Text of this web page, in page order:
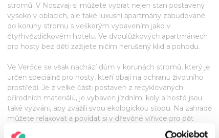
stromů. V Noszvaji si můžete vybrat nejen stan postavený
vysoko v oblacích, ale také luxusní apartmány zabudované
do koruny stromu s veškerým vybavením jako v
čtyřhvězdičkovém hotelu. Ve dvoulůžkových apartmánech
pro hosty bez dětí zažijete ničím nerušený klid a pohodu.
Ve Verőce se však nachází dům v korunách stromů, který je
určen speciálně pro hosty, kteří dbají na ochranu životního
prostředí. Je z velké části postaven z recyklovaných
přírodních materiálů, je vybaven jízdními koly a hosté jsou
také vyzváni, aby zvážili svou ekologickou stopu. Na zahradě
můžete relaxovat a povídat si v dřevěné vířivce pro pět
osob, která se vytápí dřevem. Spát pod korunami stromů